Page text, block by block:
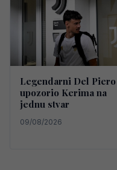
Legendarni Del Piero
upozorio Kerima na
jednu stvar
09/08/2026